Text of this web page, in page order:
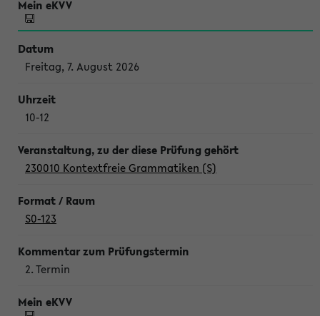
Freitag, 7. August 2026
10-12
230010 Kontextfreie Grammatiken (S)
S0-123
2. Termin